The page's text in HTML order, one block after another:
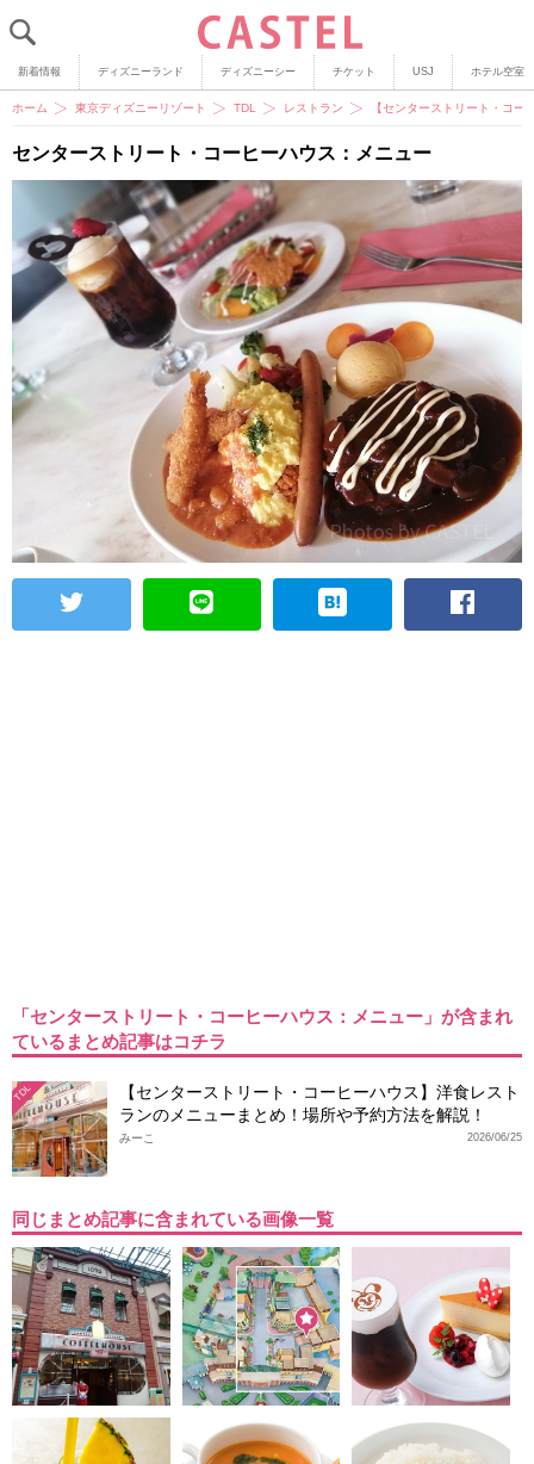
新着情報 ディズニーランド ディズニーシー チケット USJ ホテル空室
ホーム 東京ディズニーリゾート TDL レストラン 【センターストリート・コ
センターストリート・コーヒーハウス：メニュー
「センターストリート・コーヒーハウス：メニュー」が含まれ
ているまとめ記事はコチラ
TDL
【センターストリート・コーヒーハウス】洋食レスト
ランのメニューまとめ！場所や予約方法を解説！
2026/06/25
みーこ
同じまとめ記事に含まれている画像一覧